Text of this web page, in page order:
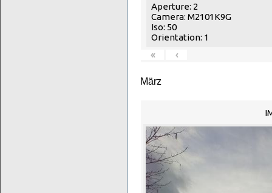
Aperture: 2
Camera: M2101K9G
Iso: 50
Orientation: 1
«
‹
März